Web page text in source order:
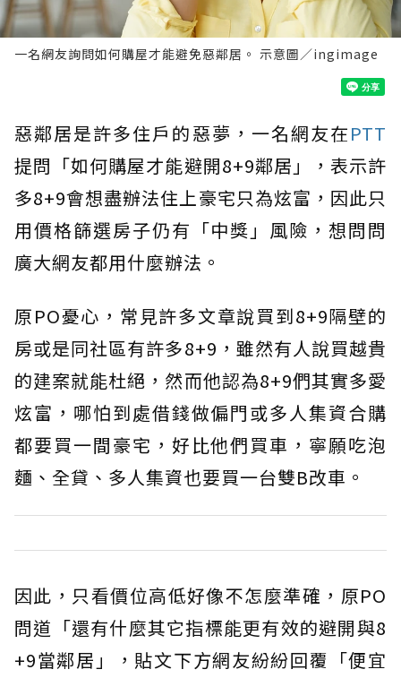
一名網友詢問如何購屋才能避免惡鄰居。 示意圖／ingimage
惡鄰居是許多住戶的惡夢，一名網友在PTT
提問「如何購屋才能避開8+9鄰居」，表示許
多8+9會想盡辦法住上豪宅只為炫富，因此只
用價格篩選房子仍有「中獎」風險，想問問
廣大網友都用什麼辦法。
原PO憂心，常見許多文章說買到8+9隔壁的
房或是同社區有許多8+9，雖然有人說買越貴
的建案就能杜絕，然而他認為8+9們其實多愛
炫富，哪怕到處借錢做偏門或多人集資合購
都要買一間豪宅，好比他們買車，寧願吃泡
麵、全貸、多人集資也要買一台雙B改車。
因此，只看價位高低好像不怎麼準確，原PO
問道「還有什麼其它指標能更有效的避開與8
+9當鄰居」，貼文下方網友紛紛回覆「便宜